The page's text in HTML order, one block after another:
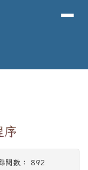
校全球資
序
閱數： 892